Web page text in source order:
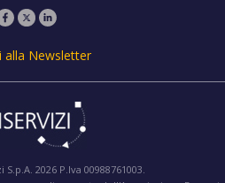
alla Newsletter
2026 P.Iva 00988761003.